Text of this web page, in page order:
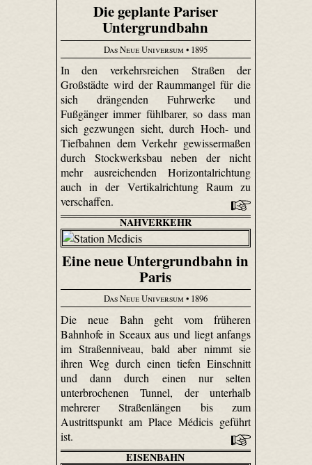
Die geplante Pariser
Untergrundbahn
Das Neue Universum • 1895
In den verkehrsreichen Straßen der
Großstädte wird der Raummangel für die
sich drängenden Fuhrwerke und
Fußgänger immer fühlbarer, so dass man
sich gezwungen sieht, durch Hoch- und
Tiefbahnen dem Verkehr gewissermaßen
durch Stockwerksbau neben der nicht
mehr ausreichenden Horizontal­richtung
auch in der Vertikalrichtung Raum zu
verschaffen.
NAHVERKEHR
Eine neue Untergrundbahn in
Paris
Das Neue Universum• 1896
Die neue Bahn geht vom früheren
Bahnhofe in Sceaux aus und liegt anfangs
im Straßenniveau, bald aber nimmt sie
ihren Weg durch einen tiefen Einschnitt
und dann durch einen nur selten
unterbrochenen Tunnel, der unterhalb
mehrerer Straßenlängen bis zum
Austrittspunkt am Place Médicis geführt
ist.
EISENBAHN